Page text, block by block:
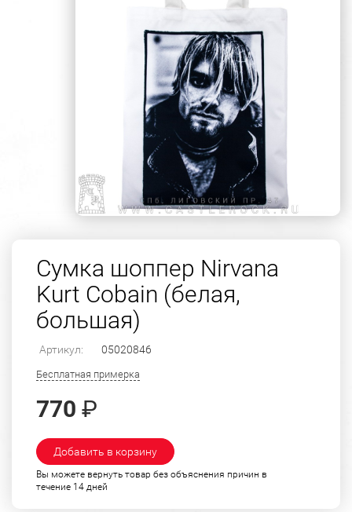
Сумка шоппер Nirvana
Kurt Cobain (белая,
большая)
Артикул: 05020846
Бесплатная примерка
770 ₽
Добавить в корзину
Вы можете вернуть товар без объяснения причин в
течение 14 дней